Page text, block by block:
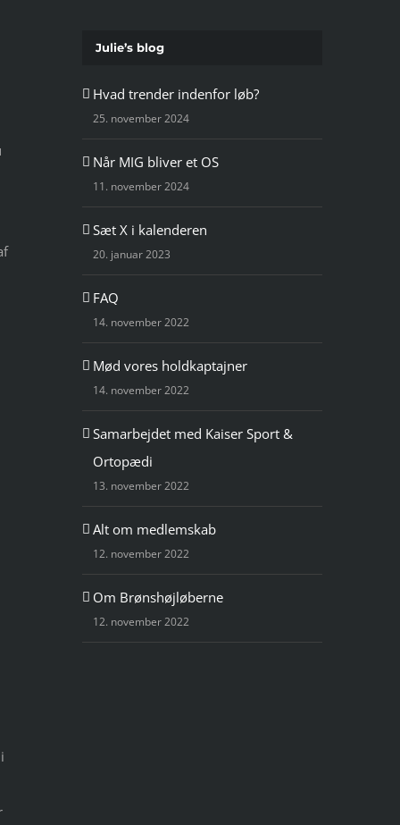
Julie’s blog
Hvad trender indenfor løb?
25. november 2024
Når MIG bliver et OS
11. november 2024
Sæt X i kalenderen
20. januar 2023
FAQ
14. november 2022
Mød vores holdkaptajner
14. november 2022
Samarbejdet med Kaiser Sport &
Ortopædi
13. november 2022
Alt om medlemskab
12. november 2022
Om Brønshøjløberne
12. november 2022